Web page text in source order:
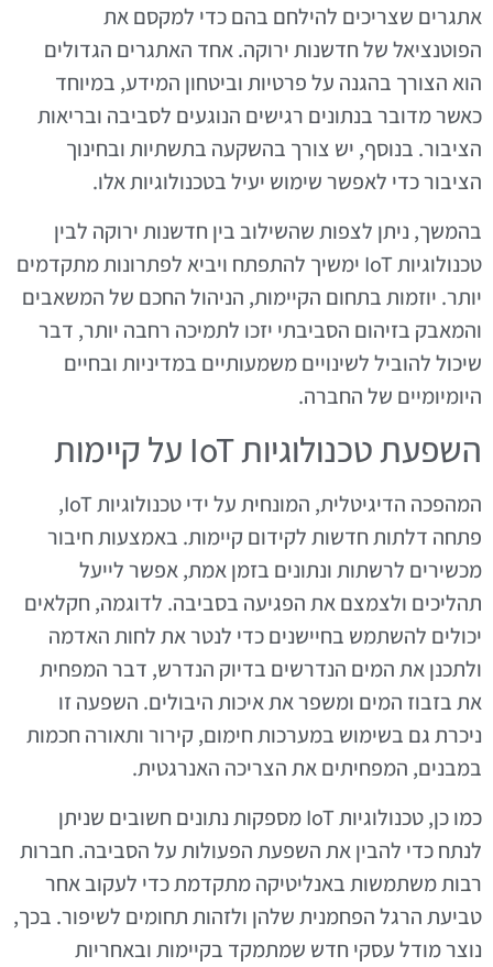
אתגרים שצריכים להילחם בהם כדי למקסם את
הפוטנציאל של חדשנות ירוקה. אחד האתגרים הגדולים
הוא הצורך בהגנה על פרטיות וביטחון המידע, במיוחד
כאשר מדובר בנתונים רגישים הנוגעים לסביבה ובריאות
הציבור. בנוסף, יש צורך בהשקעה בתשתיות ובחינוך
הציבור כדי לאפשר שימוש יעיל בטכנולוגיות אלו.
בהמשך, ניתן לצפות שהשילוב בין חדשנות ירוקה לבין
טכנולוגיות IoT ימשיך להתפתח ויביא לפתרונות מתקדמים
יותר. יוזמות בתחום הקיימות, הניהול החכם של המשאבים
והמאבק בזיהום הסביבתי יזכו לתמיכה רחבה יותר, דבר
שיכול להוביל לשינויים משמעותיים במדיניות ובחיים
היומיומיים של החברה.
השפעת טכנולוגיות IoT על קיימות
המהפכה הדיגיטלית, המונחית על ידי טכנולוגיות IoT,
פתחה דלתות חדשות לקידום קיימות. באמצעות חיבור
מכשירים לרשתות ונתונים בזמן אמת, אפשר לייעל
תהליכים ולצמצם את הפגיעה בסביבה. לדוגמה, חקלאים
יכולים להשתמש בחיישנים כדי לנטר את לחות האדמה
ולתכנן את המים הנדרשים בדיוק הנדרש, דבר המפחית
את בזבוז המים ומשפר את איכות היבולים. השפעה זו
ניכרת גם בשימוש במערכות חימום, קירור ותאורה חכמות
במבנים, המפחיתים את הצריכה האנרגטית.
כמו כן, טכנולוגיות IoT מספקות נתונים חשובים שניתן
לנתח כדי להבין את השפעת הפעולות על הסביבה. חברות
רבות משתמשות באנליטיקה מתקדמת כדי לעקוב אחר
טביעת הרגל הפחמנית שלהן ולזהות תחומים לשיפור. בכך,
נוצר מודל עסקי חדש שמתמקד בקיימות ובאחריות